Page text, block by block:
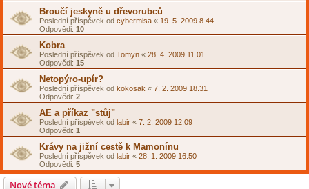
Broučí jeskyně u dřevorubců
Poslední příspěvek od cybermisa « 19. 5. 2009 8.44
Odpovědi: 10
Kobra
Poslední příspěvek od Tomyn « 28. 4. 2009 11.01
Odpovědi: 15
Netopýro-upír?
Poslední příspěvek od kokosak « 7. 2. 2009 18.31
Odpovědi: 2
AE a příkaz "stůj"
Poslední příspěvek od labir « 7. 2. 2009 12.09
Odpovědi: 1
Krávy na jižní cestě k Mamonínu
Poslední příspěvek od labir « 28. 1. 2009 16.50
Odpovědi: 5
Nové téma